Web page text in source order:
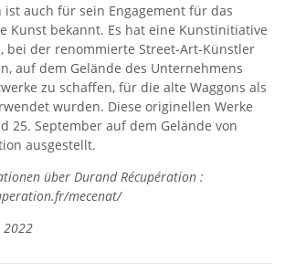
ist auch für sein Engagement für das
Kunst bekannt. Es hat eine Kunstinitiative
bei der renommierte Street-Art-Künstler
auf dem Gelände des Unternehmens
zu schaffen, für die alte Waggons als
wurden. Diese originellen Werke
25. September auf dem Gelände von
ausgestellt.
über Durand Récupération :
mecenat/
2022